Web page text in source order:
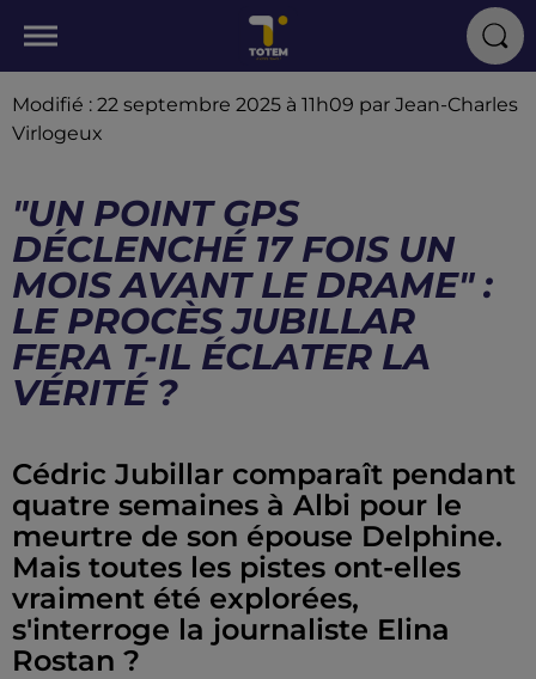
Modifié : 22 septembre 2025 à 11h09 par Jean-Charles
Virlogeux
"UN POINT GPS
DÉCLENCHÉ 17 FOIS UN
MOIS AVANT LE DRAME" :
LE PROCÈS JUBILLAR
FERA T-IL ÉCLATER LA
VÉRITÉ ?
Cédric Jubillar comparaît pendant
quatre semaines à Albi pour le
meurtre de son épouse Delphine.
Mais toutes les pistes ont-elles
vraiment été explorées,
s'interroge la journaliste Elina
Rostan ?